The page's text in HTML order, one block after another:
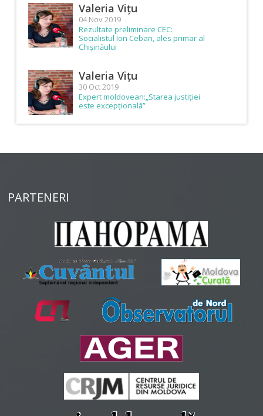
Valeria Vițu
04 Nov 2019
Rezultate preliminare CEC:
Socialistul Ion Ceban, ales primar al
Chișinăului
Valeria Vițu
30 Oct 2019
Expert moldovean:„Starea justiției
este excepțională”
PARTENERI